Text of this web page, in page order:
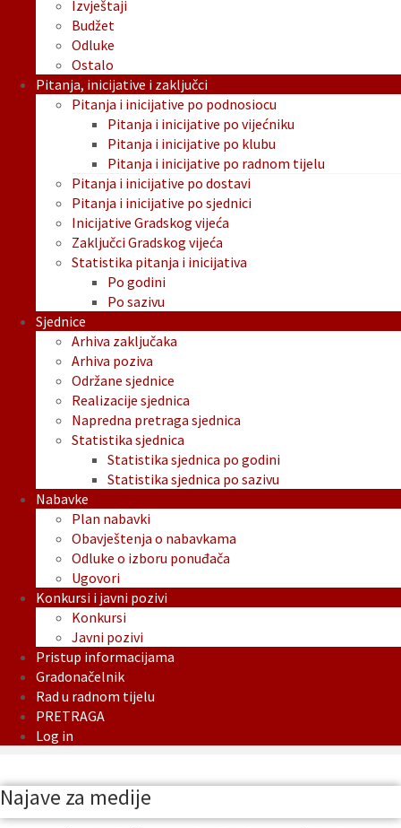
Izvještaji
Budžet
Odluke
Ostalo
Pitanja, inicijative i zaključci
Pitanja i inicijative po podnosiocu
Pitanja i inicijative po vijećniku
Pitanja i inicijative po klubu
Pitanja i inicijative po radnom tijelu
Pitanja i inicijative po dostavi
Pitanja i inicijative po sjednici
Inicijative Gradskog vijeća
Zaključci Gradskog vijeća
Statistika pitanja i inicijativa
Po godini
Po sazivu
Sjednice
Arhiva zaključaka
Arhiva poziva
Održane sjednice
Realizacije sjednica
Napredna pretraga sjednica
Statistika sjednica
Statistika sjednica po godini
Statistika sjednica po sazivu
Nabavke
Plan nabavki
Obavještenja o nabavkama
Odluke o izboru ponuđača
Ugovori
Konkursi i javni pozivi
Konkursi
Javni pozivi
Pristup informacijama
Gradonačelnik
Rad u radnom tijelu
PRETRAGA
Log in
Najave za medije